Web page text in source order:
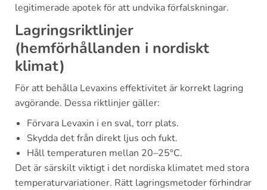
legitimerade apotek för att undvika förfalskningar.
Lagringsriktlinjer
(hemförhållanden i nordiskt
klimat)
För att behålla Levaxins effektivitet är korrekt lagring
avgörande. Dessa riktlinjer gäller:
Förvara Levaxin i en sval, torr plats.
Skydda det från direkt ljus och fukt.
Håll temperaturen mellan 20–25°C.
Det är särskilt viktigt i det nordiska klimatet med stora
temperaturvariationer. Rätt lagringsmetoder förhindrar